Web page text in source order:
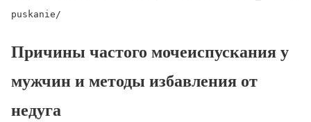
puskanie/
Причины частого мочеиспускания у
мужчин и методы избавления от
недуга